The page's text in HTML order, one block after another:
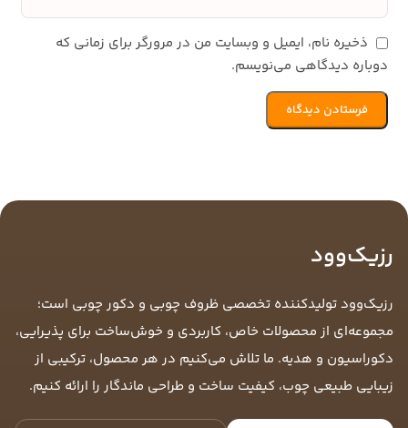
ذخیره نام، ایمیل و وبسایت من در مرورگر برای زمانی که
دوباره دیدگاهی می‌نویسم.
رزیک‌وود
رزیک‌وود تولیدکننده تخصصی ظروف چوبی و دکور چوبی است؛
مجموعه‌ای از محصولات خاص، کاربردی و خوش‌ساخت برای پذیرایی،
دکوراسیون و هدیه. ما تلاش می‌کنیم در هر محصول، ترکیبی از
زیبایی طبیعی چوب، کیفیت ساخت و طراحی ماندگار را ارائه کنیم.